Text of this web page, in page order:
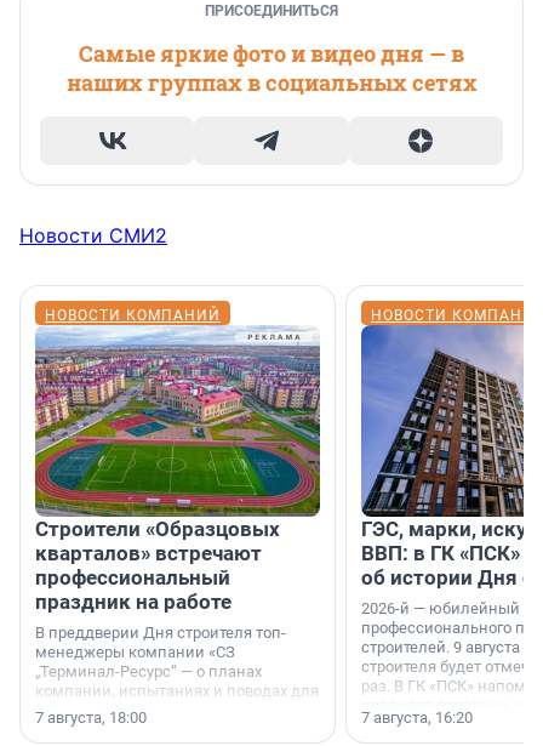
ПРИСОЕДИНИТЬСЯ
Самые яркие фото и видео дня — в
наших группах в социальных сетях
Новости СМИ2
НОВОСТИ КОМПАНИЙ
Строители «Образцовых
кварталов» встречают
профессиональный
праздник на работе
В преддверии Дня строителя топ-
менеджеры компании «СЗ
„Терминал-Ресурс“ — о планах
компании, испытаниях и поводах для
осторожного оптимизма.
7 августа, 18:00
НОВОСТИ
ГЭС, марки,
ВВП: в ГК «ПСК»
об истории Дня
2026-й — юбилейный
профессионального
строителей. 9 августа
строителя будет
раз. В ГК «ПСК»
поменялась роль
7 августа, 16:20